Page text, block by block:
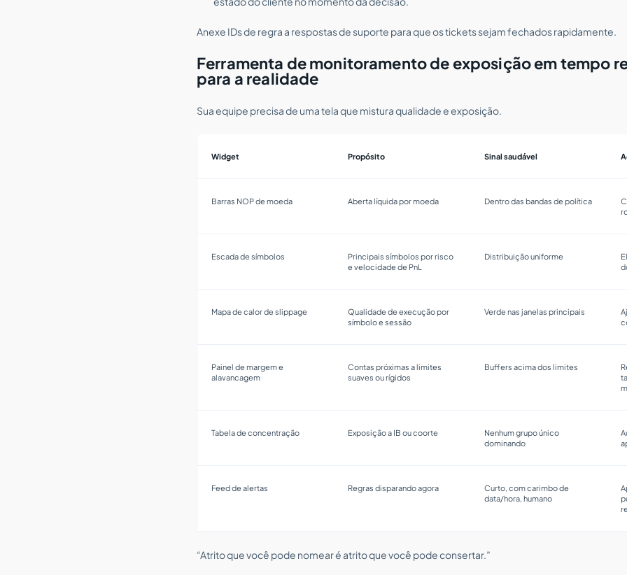
Anexe IDs de regra a respostas de suporte para que os tickets sejam fechados rapidamente.
Ferramenta de monitoramento de exposição em tempo
para a realidade
Sua equipe precisa de uma tela que mistura qualidade e exposição.
Widget Propósito Sinal saudável
Barras NOP de moeda Aberta líquida por moeda Dentro das bandas de política
Escada de símbolos
Principais símbolos por risco
e velocidade de PnL
Distribuição uniforme
Mapa de calor de slippage
Qualidade de execução por
símbolo e sessão
Verde nas janelas principais
Painel de margem e
alavancagem
Contas próximas a limites
suaves ou rígidos
Buffers acima dos limites
Tabela de concentração Exposição a IB ou coorte
Nenhum grupo único
dominando
Feed de alertas Regras disparando agora
Curto, com carimbo de
data/hora, humano
“Atrito que você pode nomear é atrito que você pode consertar.”